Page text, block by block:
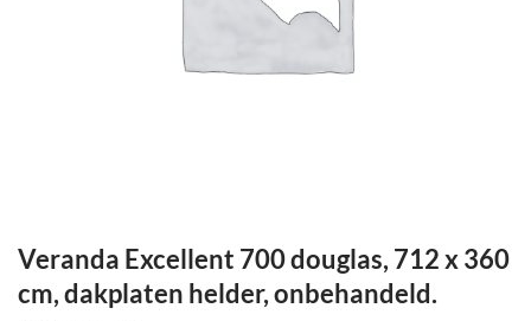
Veranda Excellent 700 douglas, 712 x 360
cm, dakplaten helder, onbehandeld.